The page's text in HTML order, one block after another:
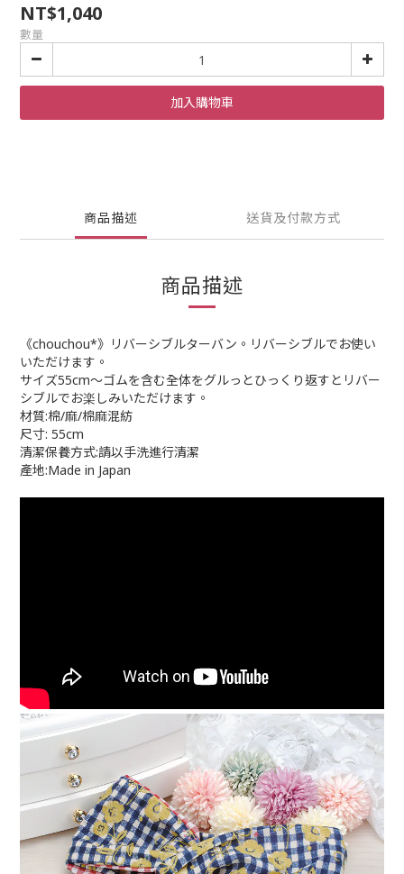
NT$1,040
數量
加入購物車
商品描述 送貨及付款方式
商品描述
《chouchou*》リバーシブルターバン。リバーシブルでお使い
いただけます。
サイズ55cm～ゴムを含む全体をグルっとひっくり返すとリバー
シブルでお楽しみいただけます。
材質:棉/麻/棉麻混紡
尺寸: 55cm
清潔保養方式:請以手洗進行清潔
產地:Made in Japan